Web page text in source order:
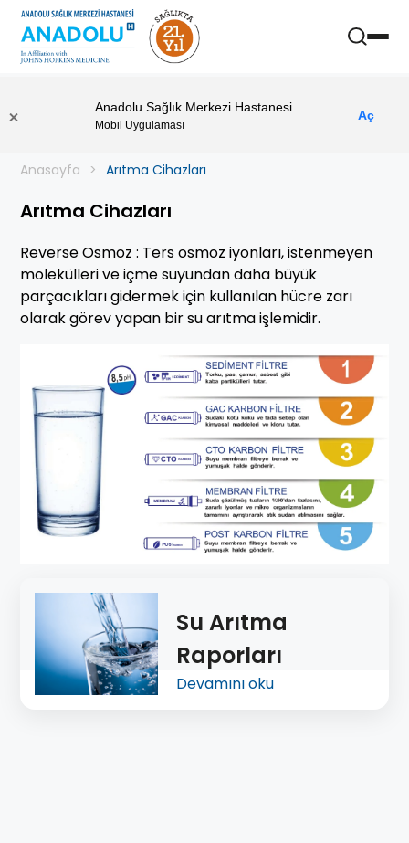
Anadolu Sağlık Merkezi Hastanesi
Mobil Uygulaması
Aç
Anasayfa Arıtma Cihazları
Arıtma Cihazları
Reverse Osmoz : Ters osmoz iyonları, istenmeyen
molekülleri ve içme suyundan daha büyük
parçacıkları gidermek için kullanılan hücre zarı
olarak görev yapan bir su arıtma işlemidir.
Su Arıtma
Raporları
Devamını oku